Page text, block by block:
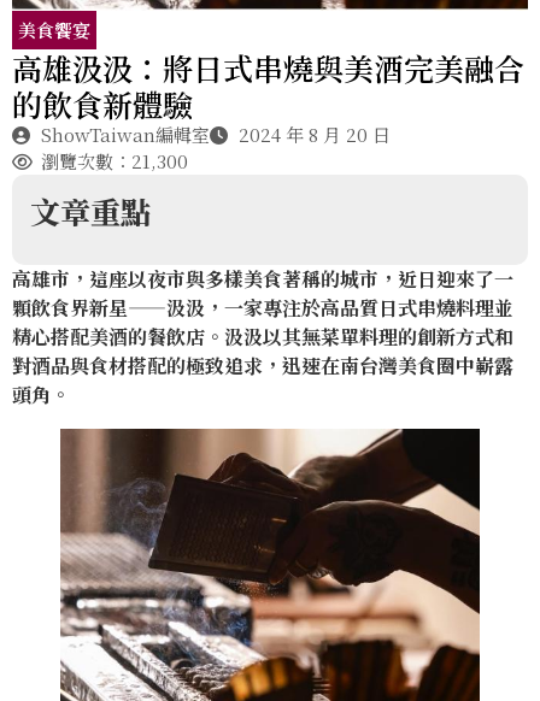
美食饗宴
高雄汲汲：將日式串燒與美酒完美融合
的飲食新體驗
ShowTaiwan編輯室
2024 年 8 月 20 日
瀏覽次數：21,300
文章重點
高雄市，這座以夜市與多樣美食著稱的城市，近日迎來了一
顆飲食界新星——汲汲，一家專注於高品質日式串燒料理並
精心搭配美酒的餐飲店。汲汲以其無菜單料理的創新方式和
對酒品與食材搭配的極致追求，迅速在南台灣美食圈中嶄露
頭角。